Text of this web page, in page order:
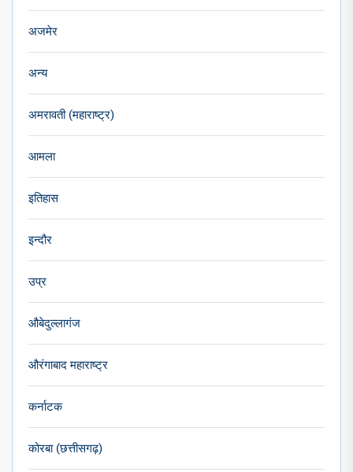
अजमेर
अन्य
अमरावती (महाराष्ट्र)
आमला
इतिहास
इन्दौर
उप्र
औबेदुल्लागंज
औरंगाबाद महाराष्ट्र
कर्नाटक
कोरबा (छत्तीसगढ़)